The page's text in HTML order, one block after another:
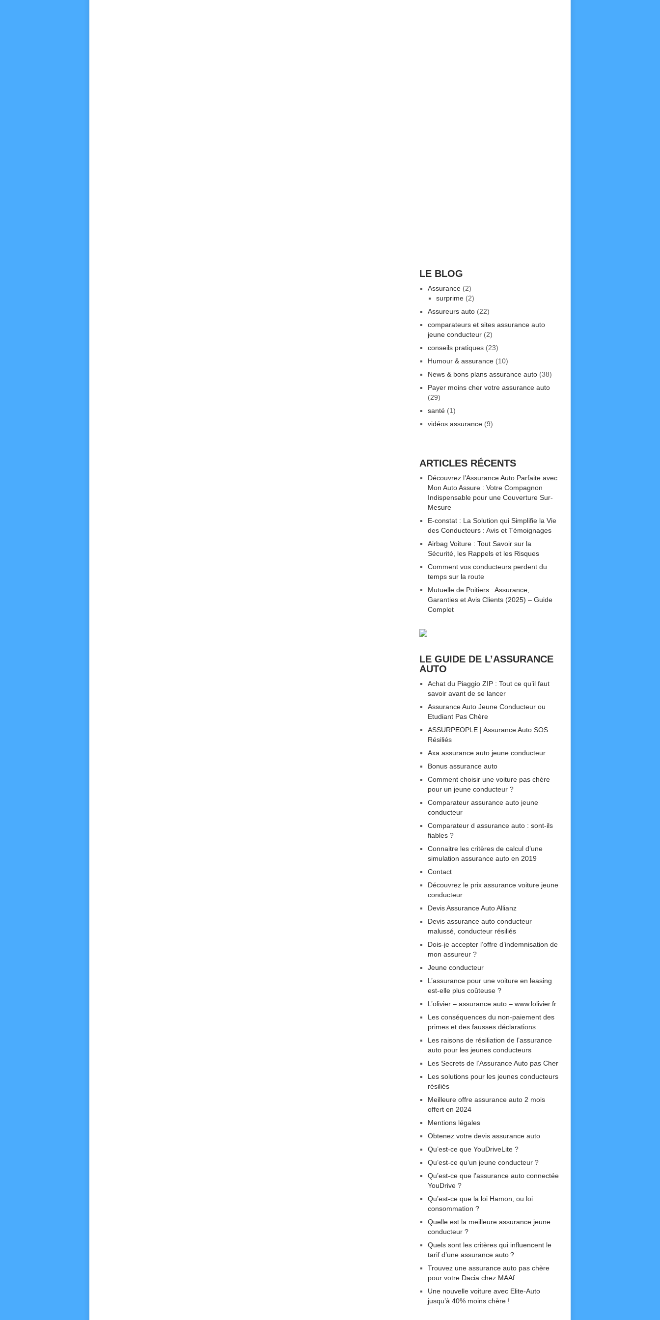
LE BLOG
Assurance (2)
surprime (2)
Assureurs auto (22)
comparateurs et sites assurance auto
jeune conducteur (2)
conseils pratiques (23)
Humour & assurance (10)
News & bons plans assurance auto (38)
Payer moins cher votre assurance auto
(29)
santé (1)
vidéos assurance (9)
ARTICLES RÉCENTS
Découvrez l’Assurance Auto Parfaite avec
Mon Auto Assure : Votre Compagnon
Indispensable pour une Couverture Sur-
Mesure
E-constat : La Solution qui Simplifie la Vie
des Conducteurs : Avis et Témoignages
Airbag Voiture : Tout Savoir sur la
Sécurité, les Rappels et les Risques
Comment vos conducteurs perdent du
temps sur la route
Mutuelle de Poitiers : Assurance,
Garanties et Avis Clients (2025) – Guide
Complet
LE GUIDE DE L’ASSURANCE
AUTO
Achat du Piaggio ZIP : Tout ce qu’il faut
savoir avant de se lancer
Assurance Auto Jeune Conducteur ou
Etudiant Pas Chère
ASSURPEOPLE | Assurance Auto SOS
Résiliés
Axa assurance auto jeune conducteur
Bonus assurance auto
Comment choisir une voiture pas chère
pour un jeune conducteur ?
Comparateur assurance auto jeune
conducteur
Comparateur d assurance auto : sont-ils
fiables ?
Connaitre les critères de calcul d’une
simulation assurance auto en 2019
Contact
Découvrez le prix assurance voiture jeune
conducteur
Devis Assurance Auto Allianz
Devis assurance auto conducteur
malussé, conducteur résiliés
Dois-je accepter l’offre d’indemnisation de
mon assureur ?
Jeune conducteur
L’assurance pour une voiture en leasing
est-elle plus coûteuse ?
L’olivier – assurance auto – www.lolivier.fr
Les conséquences du non-paiement des
primes et des fausses déclarations
Les raisons de résiliation de l’assurance
auto pour les jeunes conducteurs
Les Secrets de l’Assurance Auto pas Cher
Les solutions pour les jeunes conducteurs
résiliés
Meilleure offre assurance auto 2 mois
offert en 2024
Mentions légales
Obtenez votre devis assurance auto
Qu’est-ce que YouDriveLite ?
Qu’est-ce qu’un jeune conducteur ?
Qu’est-ce que l’assurance auto connectée
YouDrive ?
Qu’est-ce que la loi Hamon, ou loi
consommation ?
Quelle est la meilleure assurance jeune
conducteur ?
Quels sont les critères qui influencent le
tarif d’une assurance auto ?
Trouvez une assurance auto pas chère
pour votre Dacia chez MAAf
Une nouvelle voiture avec Elite-Auto
jusqu’à 40% moins chère !